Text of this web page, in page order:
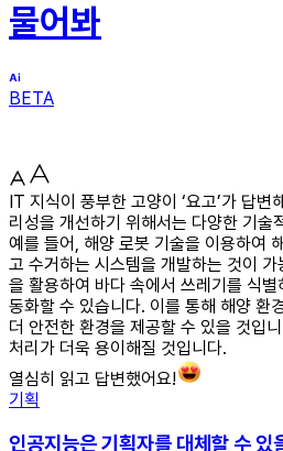
물어봐
BETA
IT 지식이 풍부한 고양이 ‘요고’가 답변
리성을 개선하기 위해서는 다양한 기술
예를 들어, 해양 로봇 기술을 이용하여
고 수거하는 시스템을 개발하는 것이
을 활용하여 바다 속에서 쓰레기를 식
동화할 수 있습니다. 이를 통해 해양 환
더 안전한 환경을 제공할 수 있을 것입
처리가 더욱 용이해질 것입니다.
열심히 읽고 답변했어요!
기획
인공지능은 기획자를 대체할 수 있